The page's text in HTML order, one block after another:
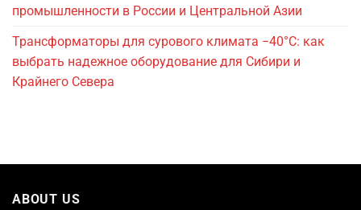
промышленности в России и Центральной Азии
Трансформаторы для сурового климата −40°C: как
выбрать надежное оборудование для Сибири и
Крайнего Севера
ABOUT US